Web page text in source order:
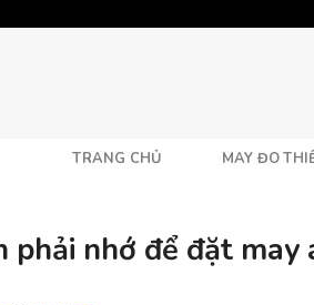
TRANG CHỦ MAY ĐO
phải nhớ để đặt may